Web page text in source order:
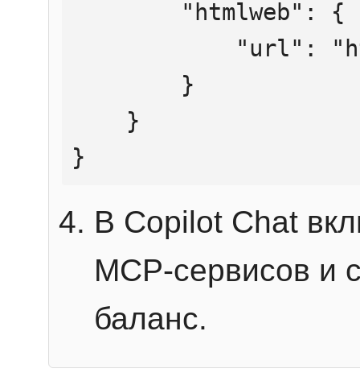
}
В Copilot Chat
MCP-сервисов и
баланс.